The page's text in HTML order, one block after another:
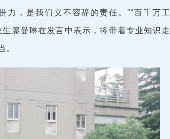
力，是我们义不容辞的责任。”“百千万工
廖曼琳在发言中表示，将带着专业知识走
。